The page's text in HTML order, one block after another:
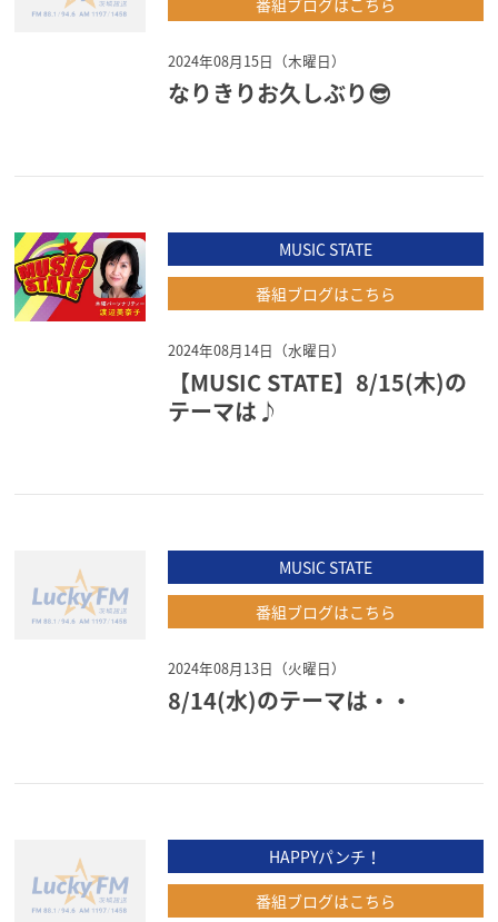
番組ブログはこちら
2024年08月15日（木曜日）
なりきりお久しぶり😎
MUSIC STATE
番組ブログはこちら
2024年08月14日（水曜日）
【MUSIC STATE】8/15(木)の
テーマは♪
MUSIC STATE
番組ブログはこちら
2024年08月13日（火曜日）
8/14(水)のテーマは・・
HAPPYパンチ！
番組ブログはこちら